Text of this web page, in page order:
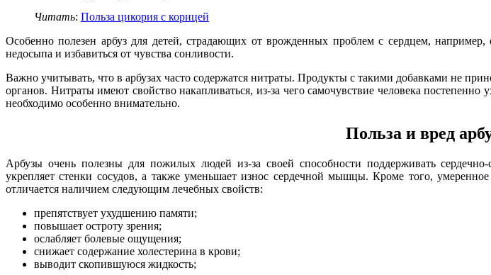
Читать: Польза цикория с корицей
Особенно полезен арбуз для детей, страдающих от врожденных проблем с сердцем,
недосыпа и избавиться от чувства сонливости.
Важно учитывать, что в арбузах часто содержатся нитраты. Продукты с такими добавками не
органов. Нитраты имеют свойство накапливаться, из-за чего самочувствие человека
необходимо особенно внимательно.
Польза и вред
Арбузы очень полезны для пожилых людей из-за своей способности поддерживать
укрепляет стенки сосудов, а также уменьшает износ сердечной мышцы. Кроме того,
отличается наличием следующим лечебных свойств:
препятствует ухудшению памяти;
повышает остроту зрения;
ослабляет болевые ощущения;
снижает содержание холестерина в крови;
выводит скопившуюся жидкость;